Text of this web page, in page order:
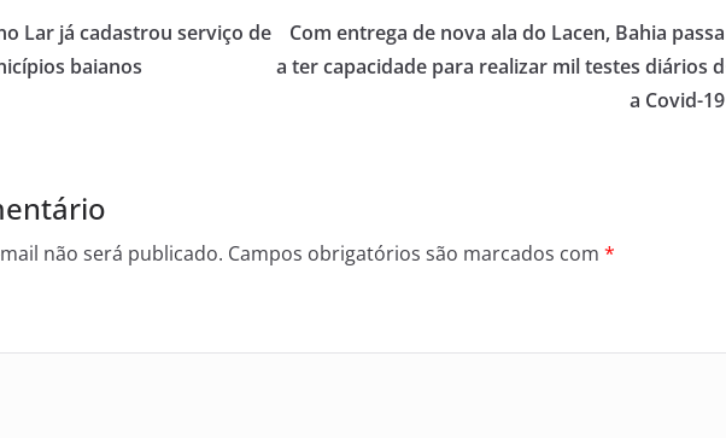
s
A
a
g
Lar já cadastrou serviço de
baianos
Com entrega de nova ala do Lacen, Bahia passa
a ter capacidade para realizar mil testes diários d
a Covid-19
não será publicado. Campos obrigatórios são marcados com *